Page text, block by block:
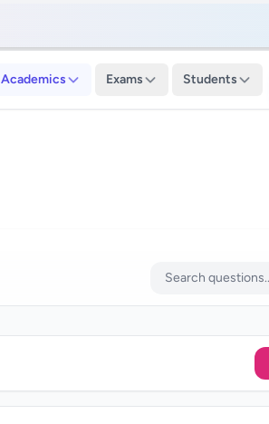
Academics Exams Students